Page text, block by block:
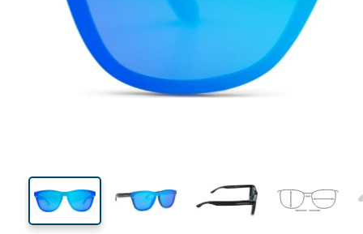
43 mm
Высота линзы
53 mm
Ширина линзы